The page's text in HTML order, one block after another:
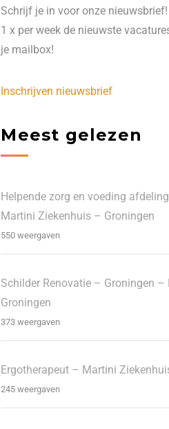
Schrijf je in voor onze
1 x per week de nieuwste
je mailbox!
Inschrijven nieuwsbrief
Meest gelezen
Helpende zorg en voeding
Martini Ziekenhuis – Groningen
550 weergaven
Schilder Renovatie – Groningen –
Groningen
373 weergaven
Ergotherapeut – Martini
245 weergaven